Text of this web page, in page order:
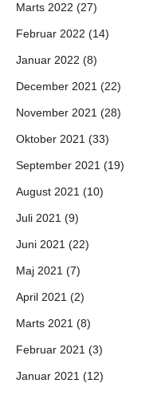
Marts 2022 (27)
Februar 2022 (14)
Januar 2022 (8)
December 2021 (22)
November 2021 (28)
Oktober 2021 (33)
September 2021 (19)
August 2021 (10)
Juli 2021 (9)
Juni 2021 (22)
Maj 2021 (7)
April 2021 (2)
Marts 2021 (8)
Februar 2021 (3)
Januar 2021 (12)